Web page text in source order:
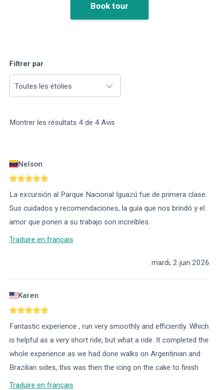
Book tour
Filtrer par
Toutes les étolies
Montrer les résultats 4 de 4 Avis
Nelson
La excursión al Parque Nacional Iguazú fue de primera clase.
Sus cuidados y recomendaciones, la guía que nos brindó y el
amor que ponen a su trabajo son increíbles.
Traduire en français
mardi, 2 juin 2026
Karen
Fantastic experience , run very smoothly and efficiently. Which
is helpful as a very short ride, but what a ride. It completed the
whole experience as we had done walks on Argentinian and
Brazilian sides, this was then the icing on the cake to finish
Traduire en français